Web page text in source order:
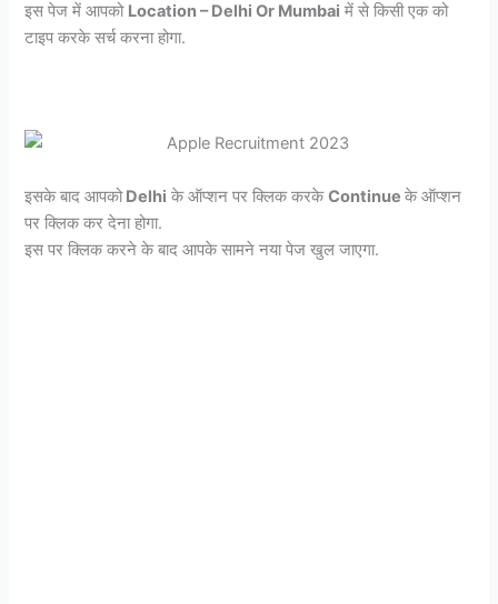
इस पेज में आपको Location – Delhi Or Mumbai में से किसी एक को
टाइप करके सर्च करना होगा.
इसके बाद आपकोDelhi के ऑप्शन पर क्लिक करकेContinueके ऑप्शन
पर क्लिक कर देना होगा.
इस पर क्लिक करने के बाद आपके सामने नया पेज खुल जाएगा.